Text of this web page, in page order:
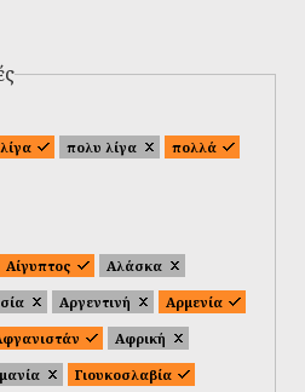
λίγα πολυ λίγα
πολλά
Αίγυπτος
Αλάσκα
Αργεντινή
Αρμενία
Αφρική
Γιουκοσλαβία